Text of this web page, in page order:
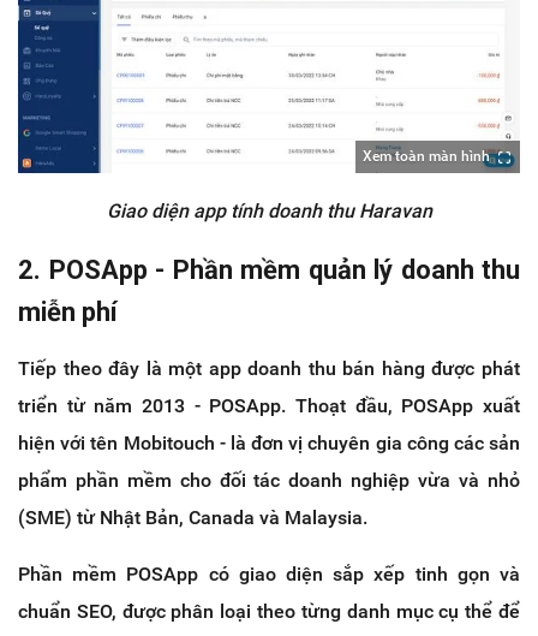
Xem toàn màn hình
Giao diện app tính doanh thu Haravan
2. POSApp - Phần mềm quản lý doanh thu
miễn phí
Tiếp theo đây là một app doanh thu bán hàng được phát
triển từ năm 2013 - POSApp. Thoạt đầu, POSApp xuất
hiện với tên Mobitouch - là đơn vị chuyên gia công các sản
phẩm phần mềm cho đối tác doanh nghiệp vừa và nhỏ
(SME) từ Nhật Bản, Canada và Malaysia.
Phần mềm POSApp có giao diện sắp xếp tinh gọn và
chuẩn SEO, được phân loại theo từng danh mục cụ thể để